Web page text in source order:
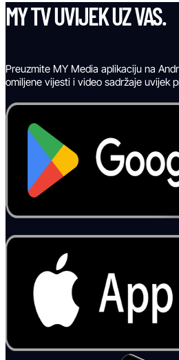
MY TV UVIJEK UZ VAS.
Preuzmite MY Media aplikaciju na
omiljene vijesti i video sadržaje uvijek